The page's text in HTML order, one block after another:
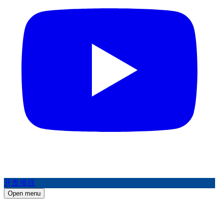
开发项目
Open menu